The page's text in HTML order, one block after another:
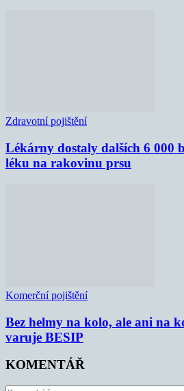
Zdravotní pojištění
Lékárny dostaly dalších 6 000
léku na rakovinu prsu
Komerční pojištění
Bez helmy na kolo, ale ani na
varuje BESIP
KOMENTÁŘ